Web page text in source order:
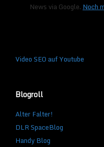
News via Google. Noch
Video SEO auf Youtube
Blogroll
Alter Falter!
DLR SpaceBlog
Handy Blog